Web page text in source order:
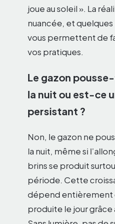
joue au soleil ». La
nuancée, et
vous permettent de
vos pratiques.
Le gazon
la nuit ou est-ce
persistant ?
Non, le gazon ne
la nuit, même si
brins se produit
période. Cette
dépend entièrement
produite le jour